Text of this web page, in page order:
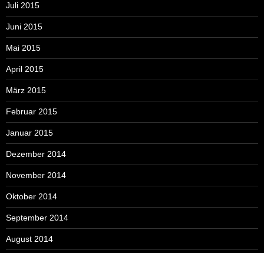
Juli 2015
Juni 2015
Mai 2015
April 2015
März 2015
Februar 2015
Januar 2015
Dezember 2014
November 2014
Oktober 2014
September 2014
August 2014